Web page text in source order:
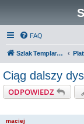
FAQ
Szlak Templariuszy
Ciąg dalszy
ODPOWIEDZ
maciej